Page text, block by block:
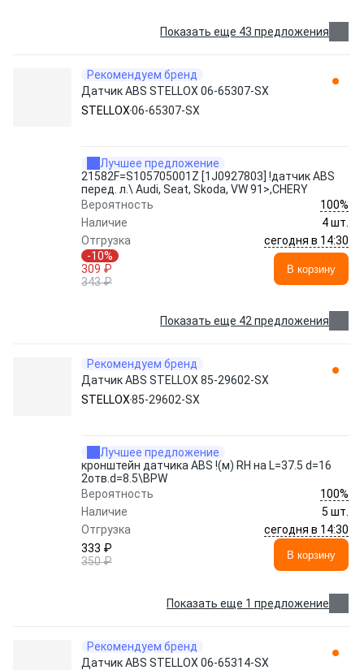
Показать еще 43 предложения
Рекомендуем бренд
Датчик ABS STELLOX 06-65307-SX
STELLOX06-65307-SX
Лучшее предложение
21582F=S105705001Z [1J0927803] !датчик ABS
перед. л.\ Audi, Seat, Skoda, VW 91>,CHERY
Вероятность
100%
Наличие
4 шт.
Отгрузка
сегодня в 14:30
-10%
309 ₽
343 ₽
В корзину
Показать еще 42 предложения
Рекомендуем бренд
Датчик ABS STELLOX 85-29602-SX
STELLOX85-29602-SX
Лучшее предложение
кронштейн датчика ABS !(м) RH на L=37.5 d=16
2отв.d=8.5\BPW
Вероятность
100%
Наличие
5 шт.
Отгрузка
сегодня в 14:30
333 ₽
350 ₽
В корзину
Показать еще 1 предложение
Рекомендуем бренд
Датчик ABS STELLOX 06-65314-SX